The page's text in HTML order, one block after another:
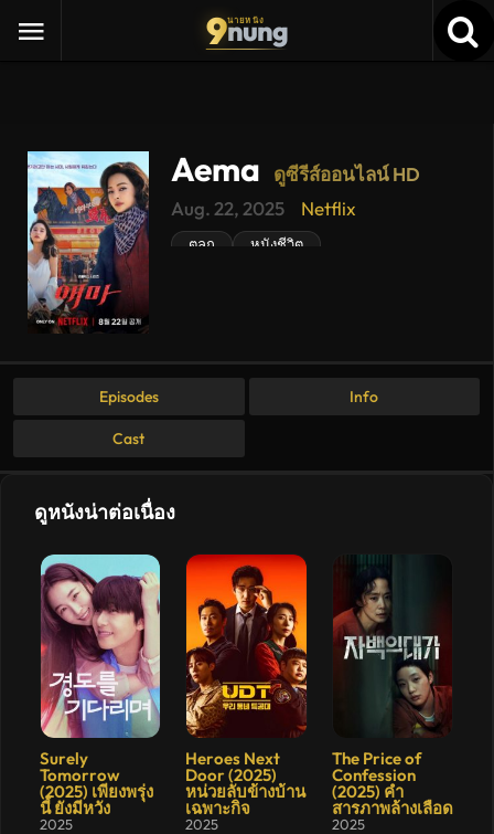
9นายหนัง
nung
Aema
ดูซีรีส์ออนไลน์ HD
Aug. 22, 2025
Netflix
Aema
ดู
ซี
อัปเดต
ตลก หนังชีวิต
Episodes Info
Cast
ดูหนังน่าต่อเนื่อง
8.3
Surely
Tomorrow
(2025) เพียงพรุ่ง
นี้ ยังมีหวัง
2025
8.167
Heroes Next
Door (2025)
หน่วยลับข้างบ้าน
เฉพาะกิจ
2025
7
The Price of
Confession
(2025) คำ
สารภาพล้างเลือด
2025